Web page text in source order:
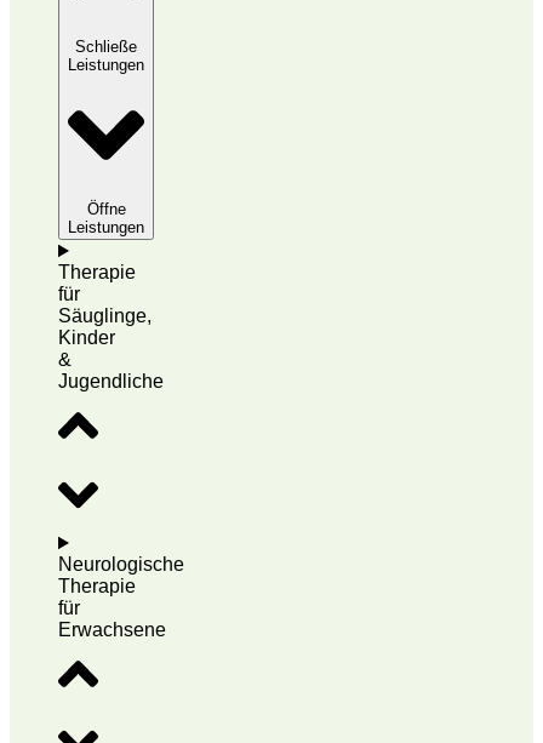
Schließe
Leistungen
Öffne
Leistungen
Therapie
für
Säuglinge,
Kinder
&
Jugendliche
Neurologische
Therapie
für
Erwachsene